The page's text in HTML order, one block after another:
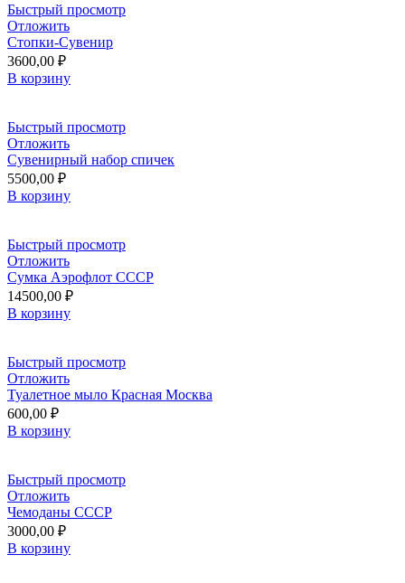
Быстрый просмотр
Отложить
Стопки-Сувенир
3600,00 ₽
В корзину
Быстрый просмотр
Отложить
Сувенирный набор спичек
5500,00 ₽
В корзину
Быстрый просмотр
Отложить
Сумка Аэрофлот СССР
14500,00 ₽
В корзину
Быстрый просмотр
Отложить
Туалетное мыло Красная Москва
600,00 ₽
В корзину
Быстрый просмотр
Отложить
Чемоданы СССР
3000,00 ₽
В корзину